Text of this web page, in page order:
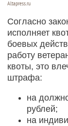
Altapress.ru
Согласно
исполняет
боевых
работу
квоты, это
штрафа:
на
рублей;
на